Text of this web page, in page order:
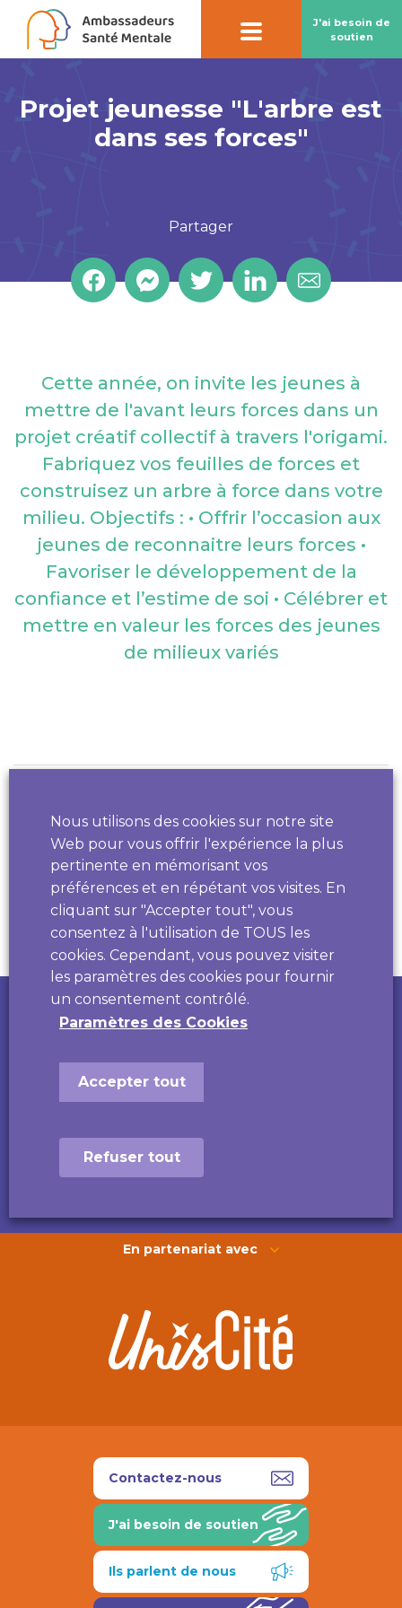
J'ai besoin de
soutien
Projet jeunesse "L'arbre est
dans ses forces"
Partager
Cette année, on invite les jeunes à
mettre de l'avant leurs forces dans un
projet créatif collectif à travers l'origami.
Fabriquez vos feuilles de forces et
construisez un arbre à force dans votre
milieu. Objectifs : • Offrir l’occasion aux
jeunes de reconnaitre leurs forces •
Favoriser le développement de la
confiance et l’estime de soi • Célébrer et
mettre en valeur les forces des jeunes
de milieux variés
Partager
Contact parchatbot
En savoir plus
Contact partéléphone
Fil santé jeune
0 800 235 236
Pour les 12 à 25 ans, afin de parler de santé, de
sexualité, de mal-être...
Informations et conseils sur des problèmes de
Violences numériques
3018
Une écoute, des conseils et une intervention
pour les victimes de cyberharcèlement ou de
violences numériques. De 9h00 à 20h00,
anonyme et gratuit.
Numéro national suicide
3114
Des professionnels vous répondent
gratuitement 24h/24 et 7j/7, anonyme.
Développé par
Institut Régional Jean Bergeret
290, route de Vienne 69008 Lyon
En partenariat avec
Contactez-nous
J'ai besoin de soutien
Ils parlent de nous
Nous utilisons des cookies sur notre site
Web pour vous offrir l'expérience la plus
pertinente en mémorisant vos
préférences et en répétant vos visites. En
cliquant sur "Accepter tout", vous
consentez à l'utilisation de TOUS les
cookies. Cependant, vous pouvez visiter
les paramètres des cookies pour fournir
un consentement contrôlé.
Paramètres des Cookies
Accepter tout
Refuser tout